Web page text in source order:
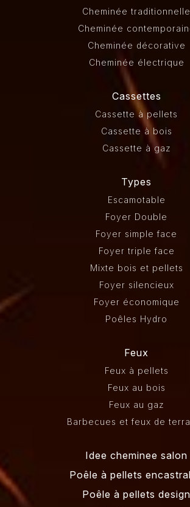
Cheminée traditionnelle
Cheminée
Cheminée décorative
Cheminée électrique
Cassettes
Cassette à pellets
Cassette à bois
Cassette à gaz
Types
Escamotable
Foyer Double
Foyer simple face
Foyer triple face
Mixte bois et pellets
Foyer silencieux
Foyer économique
Poêles Hydro
Feux
Feux à pellets
Feux au bois
Feux au gaz
Barbecues et feux de
Idee cheminee salon
Poêle à pellets
Poêle à pellets design